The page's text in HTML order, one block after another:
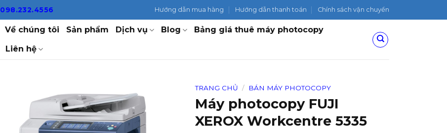
098.232.4556 Hướng dẫn mua hàng Hướng dẫn thanh toán Chính sách vận chuyển
Về chúng tôi Sản phẩm Dịch vụ Blog Bảng giá thuê máy photocopy
Liên hệ
TRANG CHỦ / BÁN MÁY PHOTOCOPY
Máy photocopy FUJI
XEROX Workcentre 5335